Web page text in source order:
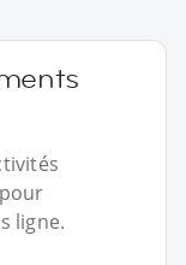
ligne.